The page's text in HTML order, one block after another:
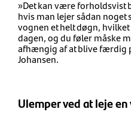
»Det kan være forholdsvist
hvis man lejer sådan noget
vognen et helt døgn,
dagen, og du føler måske
afhængig af at blive færdig
Johansen.
Ulemper ved at leje